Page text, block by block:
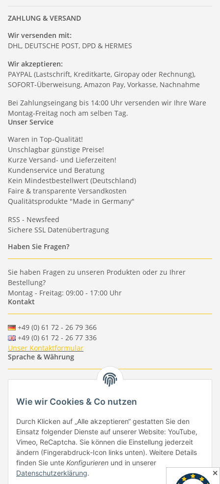
ZAHLUNG & VERSAND
Wir versenden mit:
DHL, DEUTSCHE POST, DPD & HERMES
Wir akzeptieren:
PAYPAL (Lastschrift, Kreditkarte, Giropay oder Rechnung),
SOFORT-Überweisung, Amazon Pay, Vorkasse, Nachnahme
Bei Zahlungseingang bis 14:00 Uhr versenden wir Ihre Ware
Montag-Freitag noch am selben Tag.
Unser Service
Waren in Top-Qualität!
Unschlagbar günstige Preise!
Kurze Versand- und Lieferzeiten!
Kundenservice und Beratung
Kein Mindestbestellwert (Deutschland)
Faire & transparente Versandkosten
Qualitätsprodukte "Made in Germany"
RSS - Newsfeed
Sichere SSL Datenübertragung
Haben Sie Fragen?
Sie haben Fragen zu unseren Produkten oder zu Ihrer
Bestellung?
Montag - Freitag: 09:00 - 17:00 Uhr
Kontakt
+49 (0) 61 72 - 26 79 366
+49 (0) 61 72 - 26 77 336
Unser Kontaktformular
Sprache & Währung
- - -
-
EUR-GBP-USD-CHF
Händlerbund
Vertrag widerrufen ✕
Wie wir Cookies & Co nutzen
Durch Klicken auf „Alle akzeptieren“ gestatten Sie den
Einsatz folgender Dienste auf unserer Website: YouTube,
Vimeo, ReCaptcha. Sie können die Einstellung jederzeit
ändern (Fingerabdruck-Icon links unten). Weitere Details
finden Sie unte Konfigurieren und in unserer
Datenschutzerklärung.